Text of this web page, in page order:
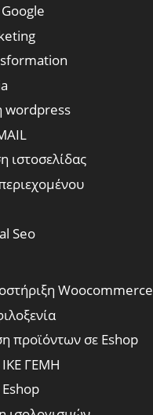
wordpress
ιστοσελίδας
Seo
Woocommerce
προϊόντων σε Eshop
ΙΚΕ ΓΕΜΗ
Eshop